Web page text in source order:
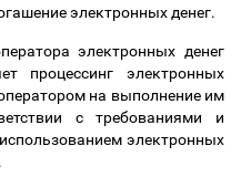
электронных денег.
электронных денег
процессинг электронных
на выполнение им
с требованиями и
электронных